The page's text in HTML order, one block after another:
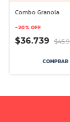
Combo Granola
-20% OFF
$36.739